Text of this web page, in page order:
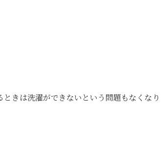
きは洗濯ができないという問題もなくなり